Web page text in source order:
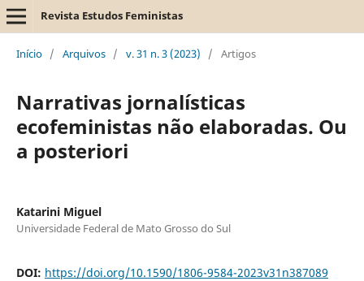
Revista Estudos Feministas
Início / Arquivos / v. 31 n. 3 (2023) / Artigos
Narrativas jornalísticas
ecofeministas não elaboradas. Ou
a posteriori
Katarini Miguel
Universidade Federal de Mato Grosso do Sul
DOI: https://doi.org/10.1590/1806-9584-2023v31n387089